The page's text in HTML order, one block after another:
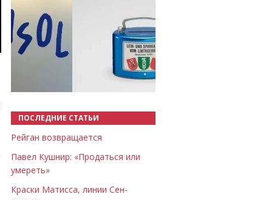
ПОСЛЕДНИЕ СТАТЬИ
Рейган возвращается
Павел Кушнир: «Продаться или
умереть»
Краски Матисса, линии Сен-